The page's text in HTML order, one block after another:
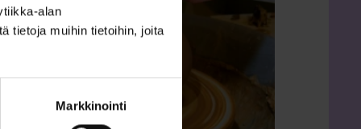
alan
tietoja muihin tietoihin, joita
Markkinointi